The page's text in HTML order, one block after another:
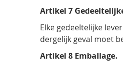
Artikel 7
Elke gedeeltelijke
dergelijk geval moet
Artikel 8 Emballage.